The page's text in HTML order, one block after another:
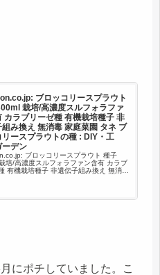
ブロッコリースプラウト
栽培/高濃度スルフォラファ
カラブリーゼ種 有機栽培種子 非
組み換え 無消毒 家庭菜園 タネ ブ
リースプラウトの種 : DIY・工
ーデン
ブロッコリースプラウト 種子
培/高濃度スルフォラファン含有 カラブ
有機栽培種子 非遺伝子組み換え 無消毒
にポチしていました。こ